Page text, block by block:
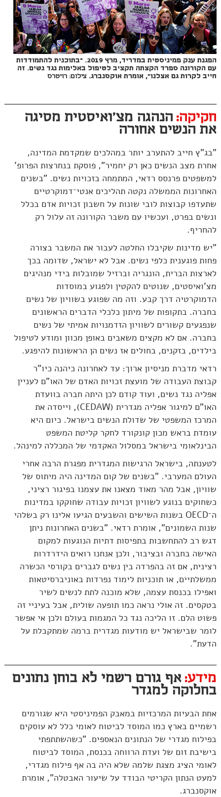
הפגנת ענק פמיניסטית במדריד, מרץ 2019. "בתוכנית להתמודדות
עם הקורונה ספרד הקצתה תקציב לטיפול באלימות נגד נשים. זה
חייב לקרות גם אצלנו", אומרת אוקסנברג. צילום: רויטרס
חקיקה: הנהגה מצ'ואיסטית מסיגה
את הנשים אחורה
"בג"ץ חייב להתערב יותר במהלכים שמקדמת המדינה,
אחרת מצב הנשים כאן רק יחמיר", פוסקת בנחרצות הפרופ'
למשפטים פרנסס רדאי, המתמחה בזכויות נשים. "בשנים
האחרונות הממשלה נקטה תהליכים אנטי־דמוקרטיים
שתעדפו קבוצות לובי שונות על חשבון זכויות אדם בכלל
ונשים בפרט, ועכשיו עם משבר הקורונה זה עלול רק
להחריף.
"יש מדינות שקיבלו החלטה לעבור את המשבר בצורה
פחות פוגענית כלפי נשים. אבל לא ישראל, שדומה בכך
לארצות הברית, הונגריה וברזיל שמובלות בידי מנהיגים
מצ'ואיסטים, שנוטים להקטין ולפגוע במוסדות
הדמוקרטיה דרך קבע. וזה מה שפוגע בשוויון של נשים
בחברה. בתקופות של מיתון כלכלי הדברים הראשונים
שנפגעים קשורים לשוויון הזדמנויות אמיתי של נשים
בחברה. אם לא מקצים משאבים באופן מכוון ומודע לטיפול
בילדים, בזקנים, בחולים אז נשים הן הראשונות להיפגע.
רדאי מדברת מניסיון ארוך: עד לאחרונה כיהנה כיו"ר
קבוצת העבודה של מועצת זכויות האדם של האו"ם לעניין
אפליה נגד נשים, ועוד קודם לכן היתה חברה בוועדת
האו"ם למיגור אפליה מגדרית (CEDAW), וייסדה את
המרכז המשפטי של שדולת הנשים בישראל. כיום היא
עומדת בראש מכון קונקורד לחקר קליטת המשפט
הבינלאומי בישראל במסלול האקדמי של המכללה למינהל.
לטענתה, בישראל הרגישות המגדרית מפגרת הרבה אחרי
העולם המערבי. "בשנים של קום המדינה היה מיתוס של
שוויון, אבל מהר מאוד מצאנו את עצמנו בפיגור רציני,
כשחוקים בנוגע לשוויון זכויות עבודה שחוקקו במדינות
ה־OECD בשנות השישים והשבעים הגיעו אלינו רק בשלהי
שנות השמונים", אומרת רדאי. "בשנים האחרונות ניתן
דגש רב להתחשבות בתפיסות דתיות הנוגעות למקום
האישה בחברה ובציבור, ולכן אנחנו רואים הידרדרות
רצינית, אם זה בהפרדה בין נשים לגברים בקורסי הכשרה
ממשלתיים, או תוכניות לימוד נפרדות באוניברסיטאות
ואפילו בכנסת עצמה, שלא מוכנה לתת לנשים לשיר
בטקסים. זה אולי נראה כמו תופעה שולית, אבל בעיניי זה
פשוט הלם. זו הליכה נגד כל המגמות בעולם ולכן אי אפשר
לומר שבישראל יש מודעות מגדרית ברמה שמתקבלת על
הדעת".
מידע: אף גורם רשמי לא בוחן נתונים
בחלוקה למגדר
אחת הבעיות המרכזיות במאבק הפמיניסטי היא שגורמים
רשמיים בארץ כמו המוסד לביטוח לאומי כלל לא עוסקים
בפילוח מגדרי של הנתונים הנאספים. "כשהשתתפתי
בישיבת זום של ועדת הרווחה בכנסת, המוסד לביטוח
לאומי הציג מצגת שלמה שלא היה בה אף פילוח מגדרי,
למעט הנתון הקריטי הבודד על שיעור האבטלה", אומרת
אוקסנברג.